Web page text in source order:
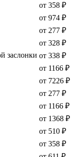
от 358 ₽
от 974 ₽
от 277 ₽
от 328 ₽
заслонки от 338 ₽
от 1166 ₽
от 7226 ₽
от 277 ₽
от 1166 ₽
от 1368 ₽
от 510 ₽
от 358 ₽